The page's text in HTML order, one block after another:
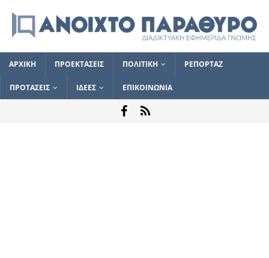
ΑΡΧΙΚΗ ΠΡΟΕΚΤΑΣΕΙΣ ΠΟΛΙΤΙΚΗ ΡΕΠΟΡΤΑΖ
ΠΡΟΤΑΣΕΙΣ ΙΔΕΕΣ ΕΠΙΚΟΙΝΩΝΙΑ